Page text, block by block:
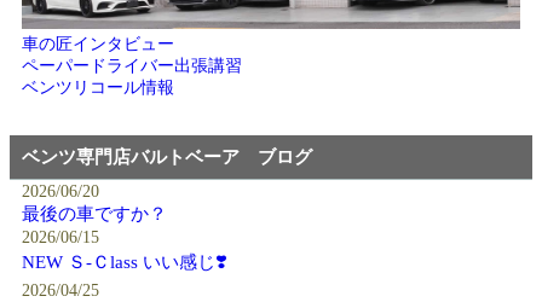
車の匠インタビュー
ペーパードライバー出張講習
ベンツリコール情報
ベンツ専門店バルトベーア ブログ
2026/06/20
最後の車ですか？
2026/06/15
NEW Ｓ-Ｃlass いい感じ❣️
2026/04/25